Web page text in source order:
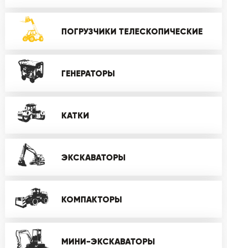
ПОГРУЗЧИКИ ТЕЛЕСКОПИЧЕСКИЕ
ГЕНЕРАТОРЫ
КАТКИ
ЭКСКАВАТОРЫ
КОМПАКТОРЫ
МИНИ-ЭКСКАВАТОРЫ